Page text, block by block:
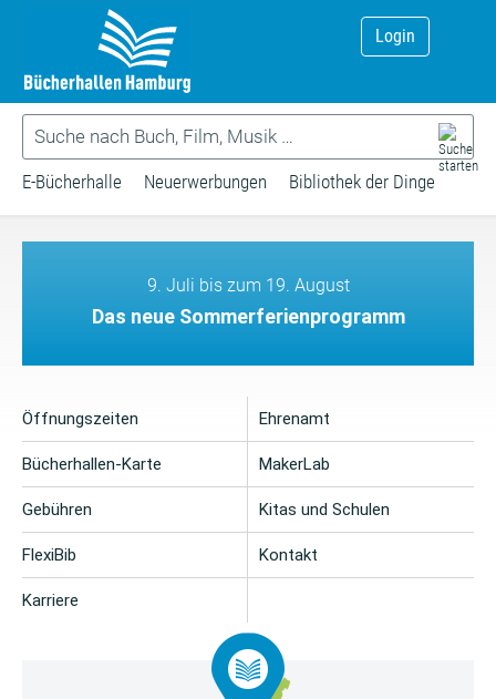
Login
E-Bücherhalle Neuerwerbungen Bibliothek der Dinge
9. Juli bis zum 19. August
Das neue Sommerferienprogramm
Öffnungszeiten
Bücherhallen-Karte
Gebühren
FlexiBib
Karriere
Ehrenamt
MakerLab
Kitas und Schulen
Kontakt